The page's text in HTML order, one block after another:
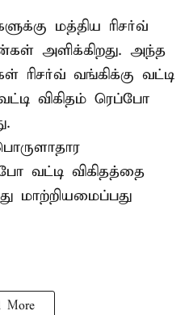
மத்திய ரிசர்வ்
அளிக்கிறது. அந்த
ரிசர்வ் வங்கிக்கு வட்டி
விகிதம் ரெப்போ
வட்டி விகிதத்தை
மாற்றியமைப்பது
More